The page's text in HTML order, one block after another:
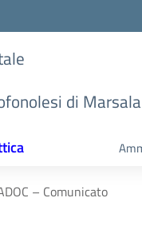
di Marsala
– Comunicato